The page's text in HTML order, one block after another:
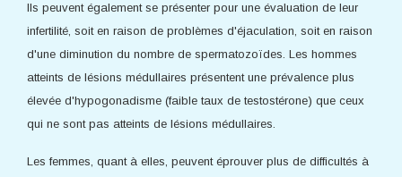
Ils peuvent également se présenter pour une évaluation de leur
infertilité, soit en raison de problèmes d'éjaculation, soit en raison
d'une diminution du nombre de spermatozoïdes. Les hommes
atteints de lésions médullaires présentent une prévalence plus
élevée d'hypogonadisme (faible taux de testostérone) que ceux
qui ne sont pas atteints de lésions médullaires.
Les femmes, quant à elles, peuvent éprouver plus de difficultés à